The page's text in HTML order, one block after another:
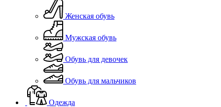
Женская обувь
Мужская обувь
Обувь для девочек
Обувь для мальчиков
Одежда